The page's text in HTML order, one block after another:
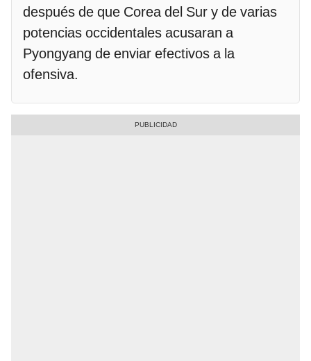
después de que Corea del Sur y de varias
potencias occidentales acusaran a
Pyongyang de enviar efectivos a la
ofensiva.